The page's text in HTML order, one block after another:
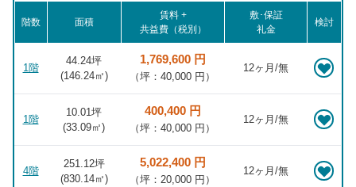
階数 面積
賃料 +
共益費（税別）
敷･保証
礼金
検討
1階
44.24坪
(146.24㎡)
1,769,600 円
（坪：40,000 円）
12ヶ月/無
1階
10.01坪
(33.09㎡)
400,400 円
（坪：40,000 円）
12ヶ月/無
4階
251.12坪
(830.14㎡)
5,022,400 円
（坪：20,000 円）
12ヶ月/無